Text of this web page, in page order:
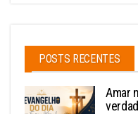
POSTS RECENTES
Amar